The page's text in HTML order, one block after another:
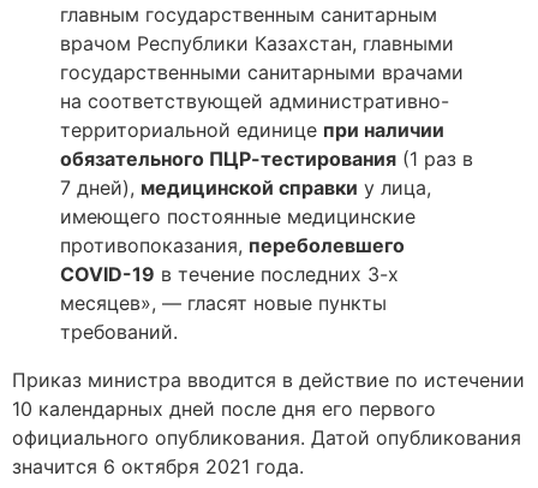
главным государственным санитарным
врачом Республики Казахстан, главными
государственными санитарными врачами
на соответствующей административно-
территориальной единице при наличии
обязательного ПЦР-тестирования (1 раз в
7 дней), медицинской справки у лица,
имеющего постоянные медицинские
противопоказания, переболевшего
COVID-19 в течение последних 3-х
месяцев», — гласят новые пункты
требований.
Приказ министра вводится в действие по истечении
10 календарных дней после дня его первого
официального опубликования. Датой опубликования
значится 6 октября 2021 года.